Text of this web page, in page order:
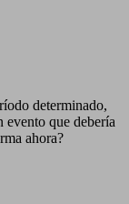
determinado,
que debería
ahora?